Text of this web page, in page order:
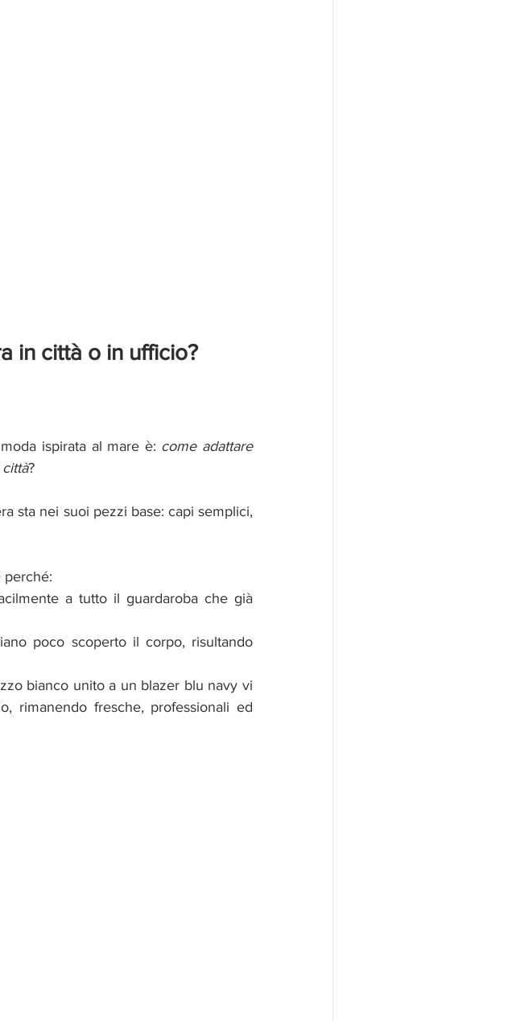
in città o in ufficio?
ispirata al mare è: come adattare
?
sta nei suoi pezzi base: capi semplici,
rimanendo fresche, professionali ed